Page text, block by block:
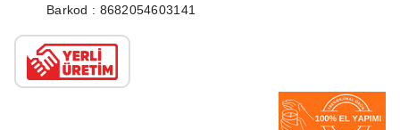
Barkod : 8682054603141